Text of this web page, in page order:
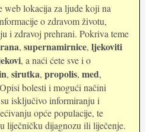
web lokacija za ljude koji na
o zdravom životu,
i zdravoj prehrani. Pokriva teme
, supernamirnice, ljekoviti
, a naći ćete sve i o
, sirutka, propolis, med,
bolesti i mogući načini
isključivo informiranju i
opće populacije, te
liječničku dijagnozu ili liječenje.